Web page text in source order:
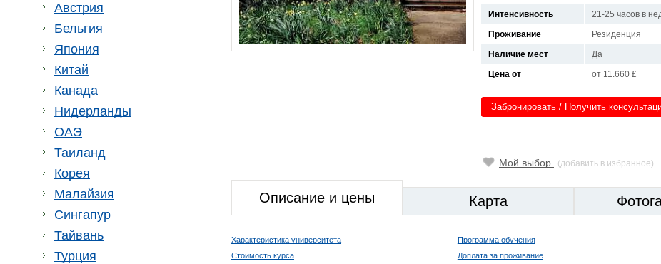
Австрия
Бельгия
Япония
Китай
Канада
Нидерланды
ОАЭ
Таиланд
Корея
Малайзия
Сингапур
Тайвань
Турция
Интенсивность
21-25 часов в
Проживание
Резиденция
Наличие мест
Да
Цена от
от 11.660 £
Забронировать / Получить
Мой выбор (добавить в избранное)
Описание и цены Карта
Характеристика университета Программа обучения
Стоимость курса
Доплата за проживание